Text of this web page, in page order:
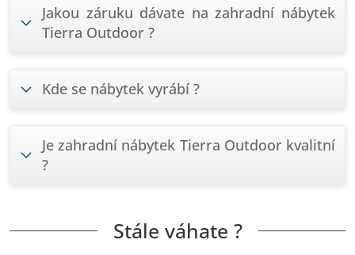
Jakou záruku dávate na zahradní nábytek
Tierra Outdoor ?
Kde se nábytek vyrábí ?
Je zahradní nábytek Tierra Outdoor kvalitní
?
Stále váhate ?